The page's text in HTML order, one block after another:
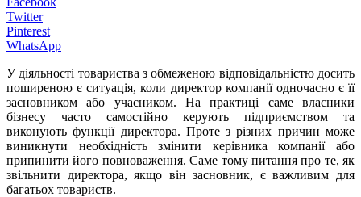
Twitter
Pinterest
WhatsApp
У діяльності товариства з обмеженою відповідальністю досить
поширеною є ситуація, коли директор компанії одночасно є її
засновником або учасником. На практиці саме власники
бізнесу часто самостійно керують підприємством та
виконують функції директора. Проте з різних причин може
виникнути необхідність змінити керівника компанії або
припинити його повноваження. Саме тому питання про те, як
звільнити директора, якщо він засновник, є важливим для
багатьох товариств.